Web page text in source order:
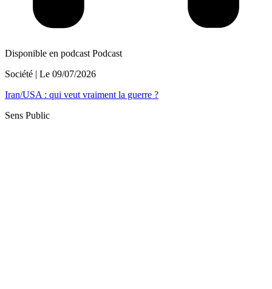
Disponible en podcast Podcast
Société | Le 09/07/2026
Iran/USA : qui veut vraiment la guerre ?
Sens Public